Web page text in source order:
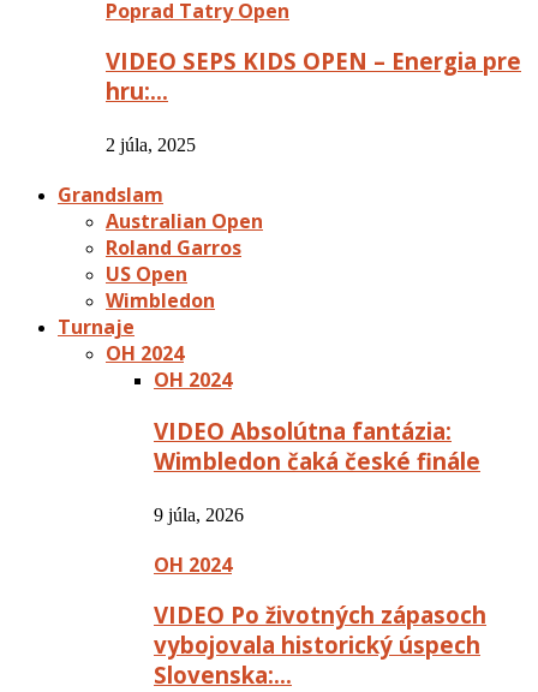
Poprad Tatry Open
VIDEO SEPS KIDS OPEN – Energia pre
hru:…
2 júla, 2025
Grandslam
Australian Open
Roland Garros
US Open
Wimbledon
Turnaje
OH 2024
OH 2024
VIDEO Absolútna fantázia:
Wimbledon čaká české finále
9 júla, 2026
OH 2024
VIDEO Po životných zápasoch
vybojovala historický úspech
Slovenska:…